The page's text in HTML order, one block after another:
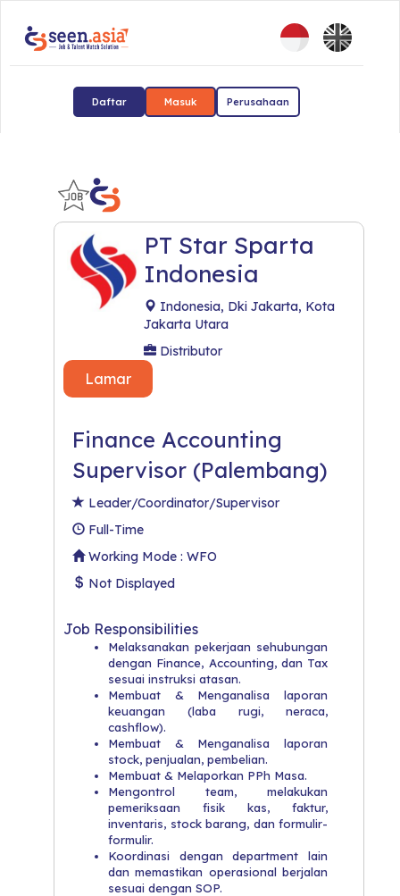
Daftar Masuk Perusahaan
PT Star Sparta
Indonesia
Indonesia, Dki Jakarta, Kota
Jakarta Utara
Distributor
Lamar
Finance Accounting
Supervisor (Palembang)
Leader/Coordinator/Supervisor
Full-Time
Working Mode : WFO
Not Displayed
Job Responsibilities
Melaksanakan pekerjaan sehubungan
dengan Finance, Accounting, dan Tax
sesuai instruksi atasan.
​Membuat & Menganalisa laporan
keuangan (laba rugi, neraca,
cashflow).
​Membuat & Menganalisa laporan
stock, penjualan, pembelian.
​Membuat & Melaporkan PPh Masa.
​Mengontrol team, melakukan
pemeriksaan fisik kas, faktur,
inventaris, stock barang, dan formulir-
formulir.
​Koordinasi dengan department lain
dan memastikan operasional berjalan
sesuai dengan SOP.